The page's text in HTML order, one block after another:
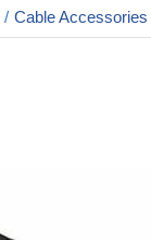
Cable Accessories